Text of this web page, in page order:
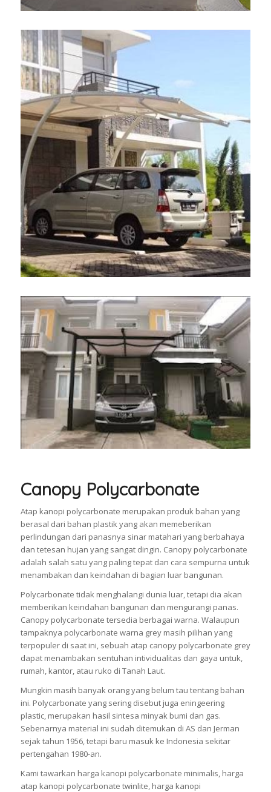
Canopy Polycarbonate
Atap kanopi polycarbonate merupakan produk bahan yang
berasal dari bahan plastik yang akan memeberikan
perlindungan dari panasnya sinar matahari yang berbahaya
dan tetesan hujan yang sangat dingin. Canopy polycarbonate
adalah salah satu yang paling tepat dan cara sempurna untuk
menambakan dan keindahan di bagian luar bangunan.
Polycarbonate tidak menghalangi dunia luar, tetapi dia akan
memberikan keindahan bangunan dan mengurangi panas.
Canopy polycarbonate tersedia berbagai warna. Walaupun
tampaknya polycarbonate warna grey masih pilihan yang
terpopuler di saat ini, sebuah atap canopy polycarbonate grey
dapat menambakan sentuhan intividualitas dan gaya untuk,
rumah, kantor, atau ruko di Tanah Laut.
Mungkin masih banyak orang yang belum tau tentang bahan
ini. Polycarbonate yang sering disebut juga eningeering
plastic, merupakan hasil sintesa minyak bumi dan gas.
Sebenarnya material ini sudah ditemukan di AS dan Jerman
sejak tahun 1956, tetapi baru masuk ke Indonesia sekitar
pertengahan 1980-an.
Kami tawarkan harga kanopi polycarbonate minimalis, harga
atap kanopi polycarbonate twinlite, harga kanopi